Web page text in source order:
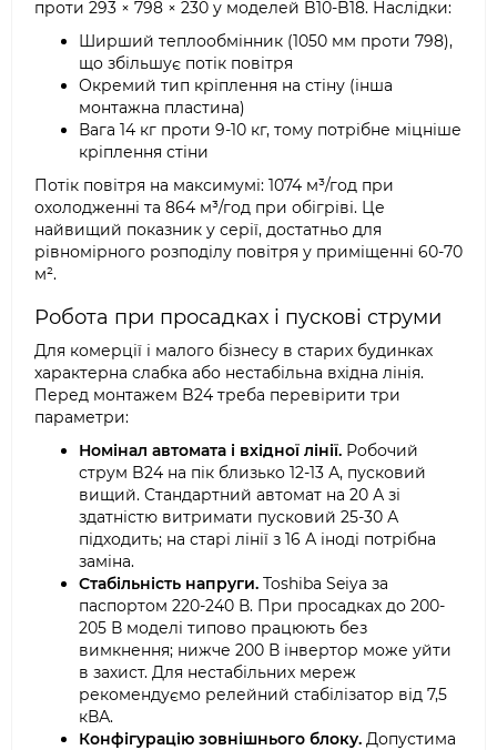
проти 293 × 798 × 230 у моделей B10-B18. Наслідки:
Ширший теплообмінник (1050 мм проти 798),
що збільшує потік повітря
Окремий тип кріплення на стіну (інша
монтажна пластина)
Вага 14 кг проти 9-10 кг, тому потрібне міцніше
кріплення стіни
Потік повітря на максимумі: 1074 м³/год при
охолодженні та 864 м³/год при обігріві. Це
найвищий показник у серії, достатньо для
рівномірного розподілу повітря у приміщенні 60-70
м².
Робота при просадках і пускові струми
Для комерції і малого бізнесу в старих будинках
характерна слабка або нестабільна вхідна лінія.
Перед монтажем B24 треба перевірити три
параметри:
Номінал автомата і вхідної лінії. Робочий
струм B24 на пік близько 12-13 А, пусковий
вищий. Стандартний автомат на 20 А зі
здатністю витримати пусковий 25-30 А
підходить; на старі лінії з 16 А іноді потрібна
заміна.
Стабільність напруги. Toshiba Seiya за
паспортом 220-240 В. При просадках до 200-
205 В моделі типово працюють без
вимкнення; нижче 200 В інвертор може уйти
в захист. Для нестабільних мереж
рекомендуємо релейний стабілізатор від 7,5
кВА.
Конфігурацію зовнішнього блоку. Допустима